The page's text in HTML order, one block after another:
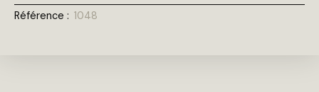
Référence : 1048